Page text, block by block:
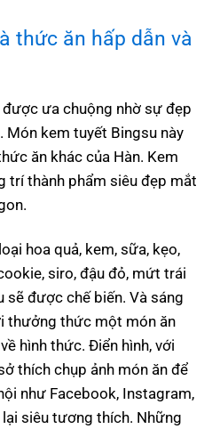
là thức ăn hấp dẫn và
ưa chuộng nhờ sự đẹp
Món kem tuyết Bingsu này
ăn khác của Hàn. Kem
trí thành phẩm siêu đẹp mắt
hoa quả, kem, sữa, kẹo,
siro, đậu đỏ, mứt trái
sẽ được chế biến. Và sáng
thưởng thức một món ăn
hình thức. Điển hình, với
thích chụp ảnh món ăn để
như Facebook, Instagram,
siêu tương thích. Những